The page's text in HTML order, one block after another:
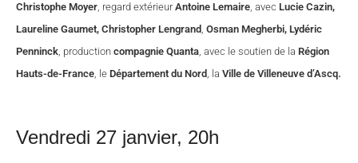
Christophe Moyer, regard extérieurAntoine Lemaire, avec Lucie Cazin,
Laureline Gaumet, Christopher Lengrand , Osman Megherbi, Lydéric
Penninck, production compagnie Quanta, avec le soutien de la Région
Hauts-de-France, le Département du Nord , la Ville de Villeneuve d’Ascq.
Vendredi 27 janvier, 20h